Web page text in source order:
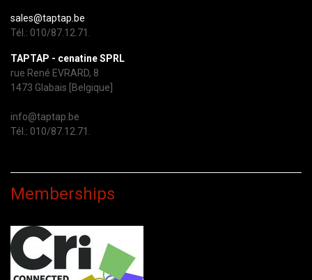
sales@taptap.be
Tél.: 010/87.12.71.
TAPTAP - cenatine SPRL
rue René EVRARD, 8
1473 Glabais [Belgique]
info@taptap.be
Tél.: 010/87.12.71.
Memberships